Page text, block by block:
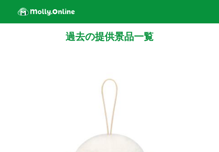
過去の提供景品一覧